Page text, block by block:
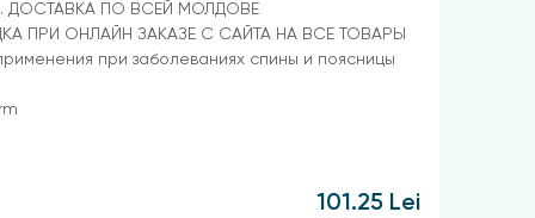
ДОСТАВКА ПО ВСЕЙ МОЛДОВЕ
ПРИ ОНЛАЙН ЗАКАЗЕ С САЙТА НА ВСЕ ТОВАРЫ
при заболеваниях спины и поясницы
101.25 Lei